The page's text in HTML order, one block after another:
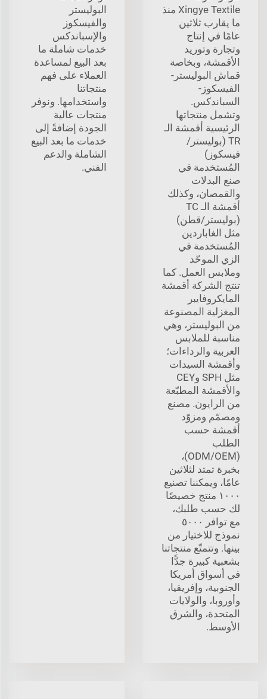
Xingye Textile منذ
ما يقارب ثلاثين
عامًا في إنتاج
وتجارة وتوريد
الأقمشة، وبخاصة
قماش البوليستر-
الفيسكوز-
السباندكس.
وتشمل منتجاتها
الرئيسية أقمشة الـ
TR (بوليستر/
فيسكوز)
المُستخدمة في
صنع البدلات
والقمصان، وكذلك
أقمشة الـ TC
(بوليستر/قطن)
مثل الغاباردين
المُستخدمة في
الزي الموحّد
وملابس العمل. كما
تنتج الشركة أقمشة
المايكروفايبر
المغزلية المصنوعة
من البوليستر، وهي
مناسبة للملابس
العربية والرداءات؛
وأقمشة السيدات
مثل SPH وCEY
والأقمشة المطبّعة
من الرايون. مصنع
ومصمّم ومزوّد
أقمشة حسب
الطلب
(ODM/OEM)،
بخبرة تمتد لثلاثين
عامًا، ويمكننا تصنيع
١٠٠٠ منتج خصيصًا
لك حسب طلبك،
مع توافر ٥٠٠٠
نموذج للاختيار من
بينها. وتتمتّع منتجاتنا
بشعبية كبيرة جدًّا
في أسواق أمريكا
الجنوبية، وإفريقيا،
وأوروبا، والولايات
المتحدة، والشرق
الأوسط.
البوليستر
والفيسكوز
والإسباندكس
خدمات شاملة ما
بعد البيع لمساعدة
العملاء على فهم
منتجاتنا
واستخدامها. ونوفر
منتجات عالية
الجودة إضافةً إلى
خدمات ما بعد البيع
الشاملة والدعم
الفني.